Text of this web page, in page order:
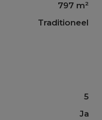
797 m²
Traditioneel
5
Ja